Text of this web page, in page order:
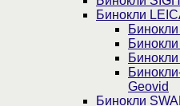
Бинокли
Geovid
Бинокли